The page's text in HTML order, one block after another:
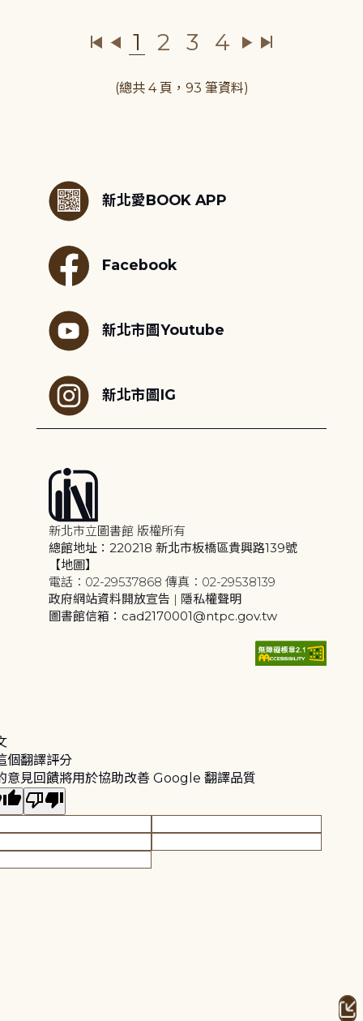
1 2 3 4
(總共 4 頁，93 筆資料)
新北愛BOOK APP
Facebook
新北市圖Youtube
新北市圖IG
新北市立圖書館 版權所有
總館地址：220218 新北市板橋區貴興路139號
【地圖】
電話：02-29537868 傳真：02-29538139
政府網站資料開放宣告 | 隱私權聲明
圖書館信箱：cad2170001@ntpc.gov.tw
個翻譯評分
意見回饋將用於協助改善 Google 翻譯品質